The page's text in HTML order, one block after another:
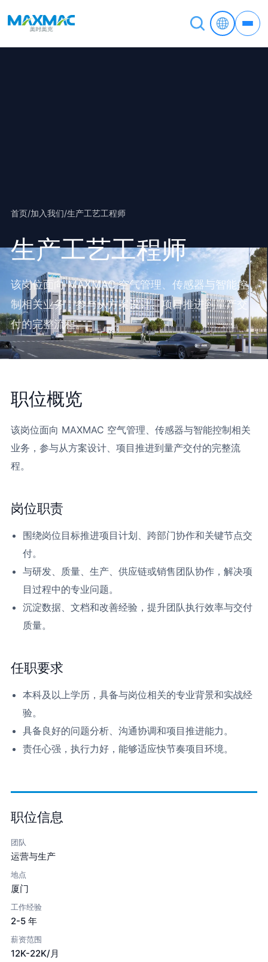
首页/加入我们/生产工艺工程师
生产工艺工程师
该岗位面向 MAXMAC 空气管理、传感器与智能控
制相关业务，参与从方案设计、项目推进到量产交
付的完整流程。
职位概览
该岗位面向 MAXMAC 空气管理、传感器与智能控制相关
业务，参与从方案设计、项目推进到量产交付的完整流
程。
岗位职责
围绕岗位目标推进项目计划、跨部门协作和关键节点交
付。
与研发、质量、生产、供应链或销售团队协作，解决项
目过程中的专业问题。
沉淀数据、文档和改善经验，提升团队执行效率与交付
质量。
任职要求
本科及以上学历，具备与岗位相关的专业背景和实战经
验。
具备良好的问题分析、沟通协调和项目推进能力。
责任心强，执行力好，能够适应快节奏项目环境。
职位信息
团队
运营与生产
地点
厦门
工作经验
2-5 年
薪资范围
12K-22K/月